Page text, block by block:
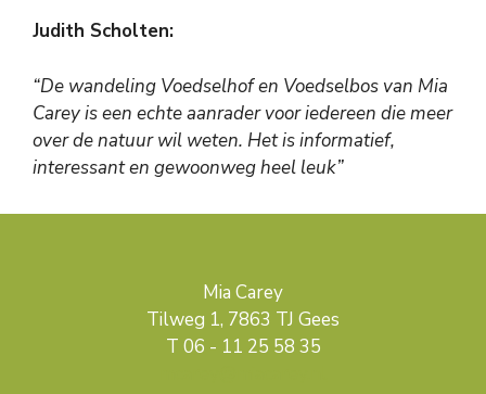
Judith Scholten:
“De wandeling Voedselhof en Voedselbos van Mia
Carey is een echte aanrader voor iedereen die meer
over de natuur wil weten. Het is informatief,
interessant en gewoonweg heel leuk”
Mia Carey
Tilweg 1, 7863 TJ Gees
T 06 - 11 25 58 35